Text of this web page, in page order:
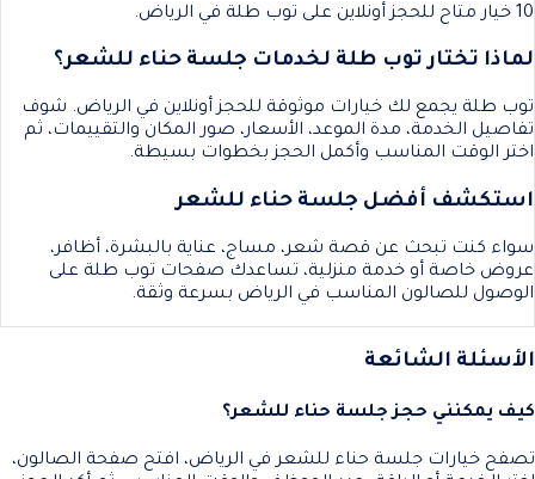
10 خيار متاح للحجز أونلاين على توب طلة في الرياض.
لماذا تختار توب طلة لخدمات جلسة حناء للشعر؟
توب طلة يجمع لك خيارات موثوقة للحجز أونلاين في الرياض. شوف
تفاصيل الخدمة، مدة الموعد، الأسعار، صور المكان والتقييمات، ثم
اختر الوقت المناسب وأكمل الحجز بخطوات بسيطة.
استكشف أفضل جلسة حناء للشعر
سواء كنت تبحث عن قصة شعر، مساج، عناية بالبشرة، أظافر،
عروض خاصة أو خدمة منزلية، تساعدك صفحات توب طلة على
الوصول للصالون المناسب في الرياض بسرعة وثقة.
الأسئلة الشائعة
كيف يمكنني حجز جلسة حناء للشعر؟
تصفح خيارات جلسة حناء للشعر في الرياض، افتح صفحة الصالون،